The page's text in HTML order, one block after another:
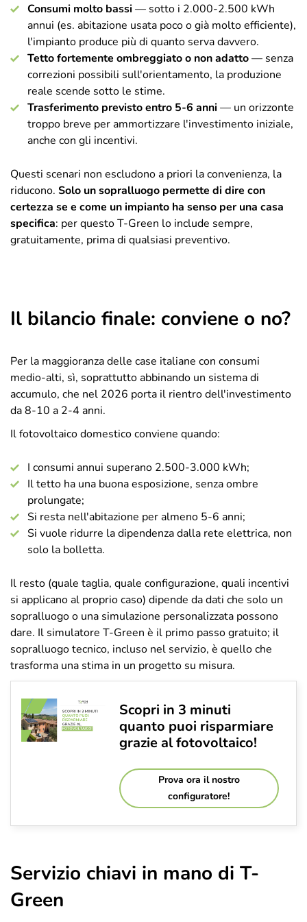
Consumi molto bassi— sotto i 2.000-2.500 kWh
annui (es. abitazione usata poco o già molto efficiente),
l'impianto produce più di quanto serva davvero.
Tetto fortemente ombreggiato o non adatto— senza
correzioni possibili sull'orientamento, la produzione
reale scende sotto le stime.
Trasferimento previsto entro 5-6 anni— un orizzonte
troppo breve per ammortizzare l'investimento iniziale,
anche con gli incentivi.
Questi scenari non escludono a priori la convenienza, la
riducono. Solo un sopralluogo permette di dire con
certezza se e come un impianto ha senso per una casa
specifica: per questo T-Green lo include sempre,
gratuitamente, prima di qualsiasi preventivo.
Il bilancio finale: conviene o no?
Per la maggioranza delle case italiane con consumi
medio-alti, sì, soprattutto abbinando un sistema di
accumulo, che nel 2026 porta il rientro dell'investimento
da 8-10 a 2-4 anni.
Il fotovoltaico domestico conviene quando:
I consumi annui superano 2.500-3.000 kWh;
Il tetto ha una buona esposizione, senza ombre
prolungate;
Si resta nell'abitazione per almeno 5-6 anni;
Si vuole ridurre la dipendenza dalla rete elettrica, non
solo la bolletta.
Il resto (quale taglia, quale configurazione, quali incentivi
si applicano al proprio caso) dipende da dati che solo un
sopralluogo o una simulazione personalizzata possono
dare. Il simulatore T-Green è il primo passo gratuito; il
sopralluogo tecnico, incluso nel servizio, è quello che
trasforma una stima in un progetto su misura.
Scopri in 3 minuti
quanto puoi risparmiare
grazie al fotovoltaico!
Prova ora il nostro
configuratore!
Servizio chiavi in mano di T-
Green